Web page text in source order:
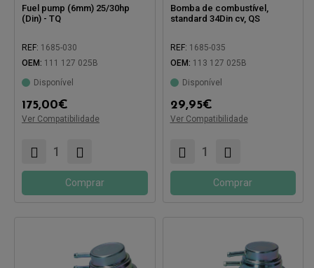
Fuel pump (6mm) 25/30hp
(Din) - TQ
REF: 1685-030
OEM: 111 127 025B
Disponível
175,00€
Ver Compatibilidade
Compatível com:
Comprar
Bomba de combustível,
standard 34Din cv, QS
REF: 1685-035
OEM: 113 127 025B
Disponível
29,95€
Ver Compatibilidade
Compatível com:
Comprar